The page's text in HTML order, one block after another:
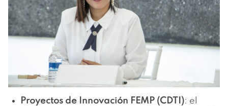
Proyectos de Innovación FEMP (CDTI): el